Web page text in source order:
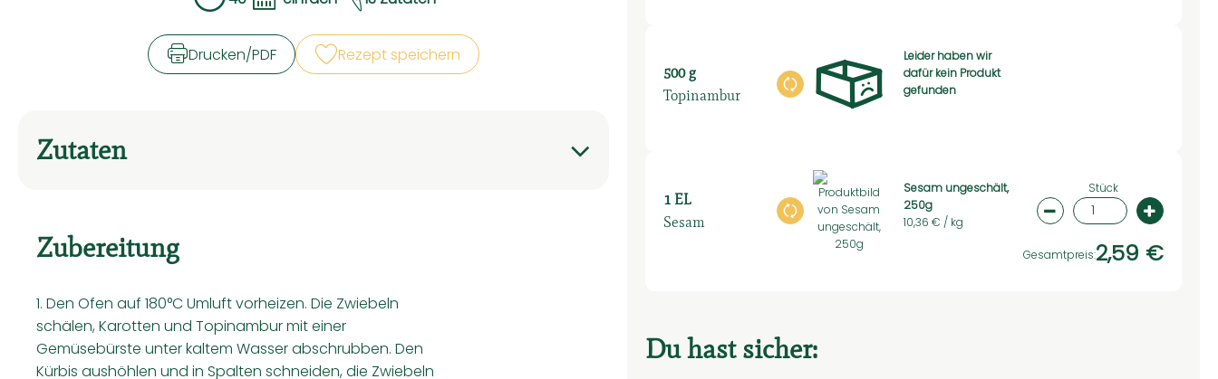
Zubreitungszeit:
Schwierigkeit:
Drucken​/​PDF Rezept speichern
Zutaten
Zubereitung
1. Den Ofen auf 180°C Umluft vorheizen. Die Zwiebeln
schälen, Karotten und Topinambur mit einer
Gemüsebürste unter kaltem Wasser abschrubben. Den
Kürbis aushöhlen und in Spalten schneiden, die Zwiebeln
500 g
Topinambur
Auswahl ändern
Leider haben wir
dafür kein Produkt
gefunden
1 EL
Sesam
Auswahl ändern
Sesam ungeschält,
250g
10,36 € / kg
Stück
Artikelanzahl
Gesamtpreis:2,59 €
Du hast sicher: